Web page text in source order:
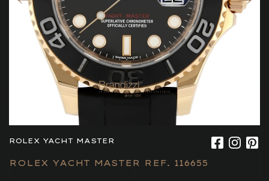
ROLEX YACHT MASTER
ROLEX YACHT MASTER REF. 116655